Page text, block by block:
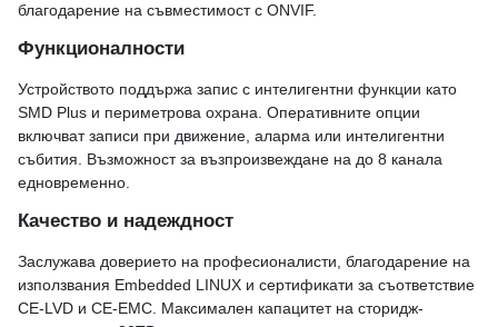
благодарение на съвместимост с ONVIF.
Функционалности
Устройството поддържа запис с интелигентни функции като
SMD Plus и периметрова охрана. Оперативните опции
включват записи при движение, аларма или интелигентни
събития. Възможност за възпроизвеждане на до 8 канала
едновременно.
Качество и надеждност
Заслужава доверието на професионалисти, благодарение на
използвания Embedded LINUX и сертификати за съответствие
CE-LVD и CE-EMC. Максимален капацитет на сторидж-